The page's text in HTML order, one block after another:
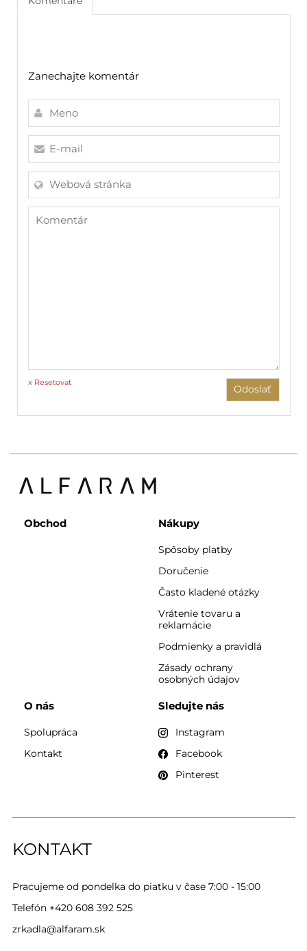
Zanechajte komentár
x Resetovať
Odoslať
KONTAKT
Pracujeme od pondelka do piatku v čase 7:00 - 15:00
Telefón +420 608 392 525
zrkadla@alfaram.sk
Obchod Nákupy
Spôsoby platby
Doručenie
Často kladené otázky
Vrátenie tovaru a
reklamácie
Podmienky a pravidlá
Zásady ochrany
osobných údajov
O nás
Spolupráca
Kontakt
Sledujte nás
Instagram
Facebook
Pinterest